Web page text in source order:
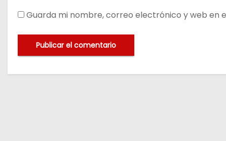
Guarda mi nombre, correo electrónico y web en